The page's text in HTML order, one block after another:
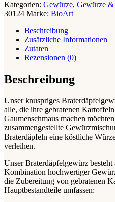
Kategorien: Gewürze, Gewürze &
30124 Marke: BioArt
Beschreibung
Zusätzliche Informationen
Zutaten
Rezensionen (0)
Beschreibung
Unser knuspriges
alle, die ihre gebratenen
Gaumenschmaus machen
zusammengestellte
Braterdäpfeln eine köstliche
verleihen.
Unser Braterdäpfelgewürz besteht
Kombination hochwertiger
die Zubereitung von gebratenen
Hauptbestandteile umfassen: